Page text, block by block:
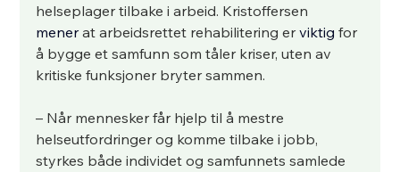
helseplager tilbake i arbeid. Kristoffersen
mener at arbeidsrettet rehabilitering er viktig for
å bygge et samfunn som tåler kriser, uten av
kritiske funksjoner bryter sammen.
– Når mennesker får hjelp til å mestre
helseutfordringer og komme tilbake i jobb,
styrkes både individet og samfunnets samlede